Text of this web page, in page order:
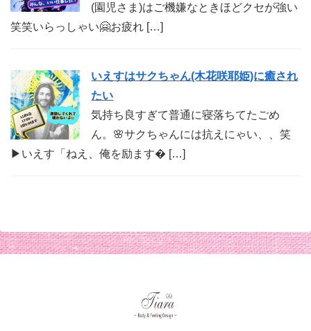
(園児さま)はご機嫌なときほどクセが強い
笑笑いらっしゃい🤗お疲れ […]
いえすはサクちゃん(木花咲耶姫)に癒され
たい
気持ち良すぎて普通に寝落ちてたごめ
ん。🌸サクちゃんには抗えにゃい、、笑
▶︎いえす「ねえ、俺を励ます� […]